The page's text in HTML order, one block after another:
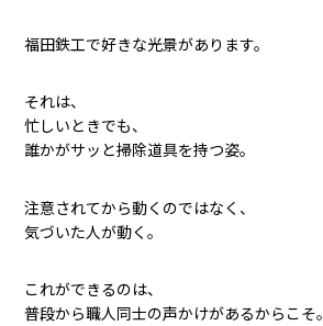
福田鉄工で好きな光景があります。
それは、
忙しいときでも、
誰かがサッと掃除道具を持つ姿。
注意されてから動くのではなく、
気づいた人が動く。
これができるのは、
普段から職人同士の声かけがあるからこそ。